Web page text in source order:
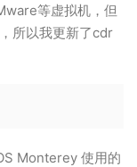
等虚拟机，但
所以我更新了cdr
Monterey 使用的